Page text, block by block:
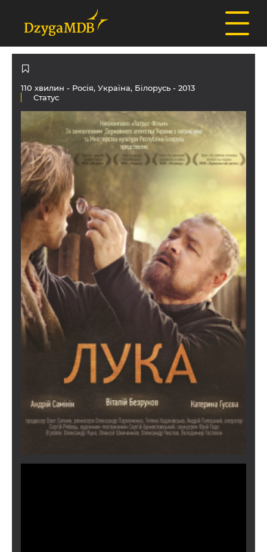
110 хвилин - Росія, Україна, Білорусь - 2013
Статус